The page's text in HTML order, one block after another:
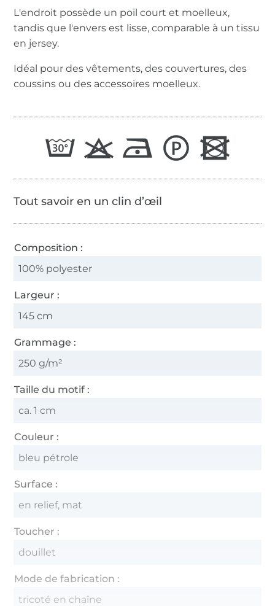
L'endroit possède un poil court et moelleux,
tandis que l'envers est lisse, comparable à un tissu
en jersey.
Idéal pour des vêtements, des couvertures, des
coussins ou des accessoires moelleux.
Tout savoir en un clin d’œil
Composition :
100% polyester
Largeur :
145 cm
Grammage :
250 g/m²
Taille du motif :
ca. 1 cm
Couleur :
bleu pétrole
Surface :
en relief, mat
Toucher :
douillet
Mode de fabrication :
tricoté en chaîne